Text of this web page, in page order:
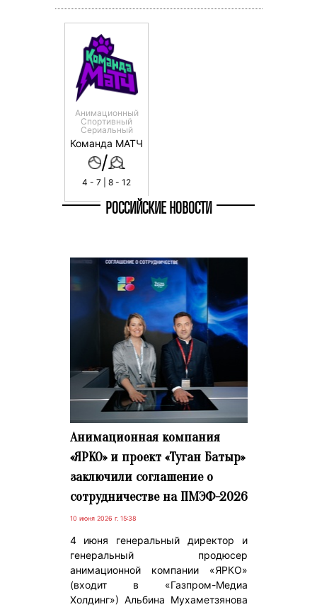
Анимационный
Спортивный
Сериальный
Команда МАТЧ
/
4 - 7 | 8 - 12
РОССИЙСКИЕ НОВОСТИ
Анимационная компания
«ЯРКО» и проект «Туган Батыр»
заключили соглашение о
сотрудничестве на ПМЭФ-2026
10 июня 2026 г. 15:38
4 июня генеральный директор и
генеральный продюсер
анимационной компании «ЯРКО»
(входит в «Газпром-Медиа
Холдинг») Альбина Мухаметзянова